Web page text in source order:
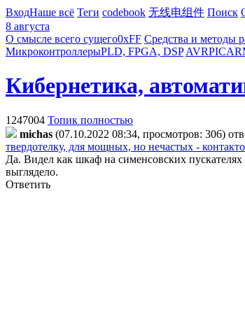
ВходНаше всё Теги codebook 无线电组件 Поиск
8 августа
О смысле всего сущего0xFF Средства и методы
МикроконтроллерыPLD, FPGA, DSP AVRPIC
Кибернетика,
1247004 Топик полностью
michas (07.10.2022 08:34, просмотров: 306)
твердотелку, для мощных, но нечастых -
Да. Видел как шкаф на сименсовских
выглядело.
Ответить